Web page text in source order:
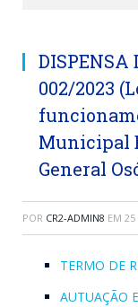
DISPENSA
002/2023
Municipal
General
POR CR2-ADMIN8 EM 25
TERMO DE
AUTUAÇÃO